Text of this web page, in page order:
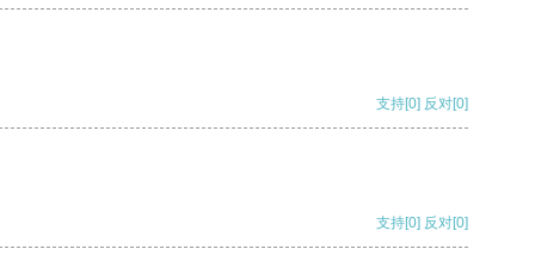
支持[0] 反对[0]
支持[0] 反对[0]